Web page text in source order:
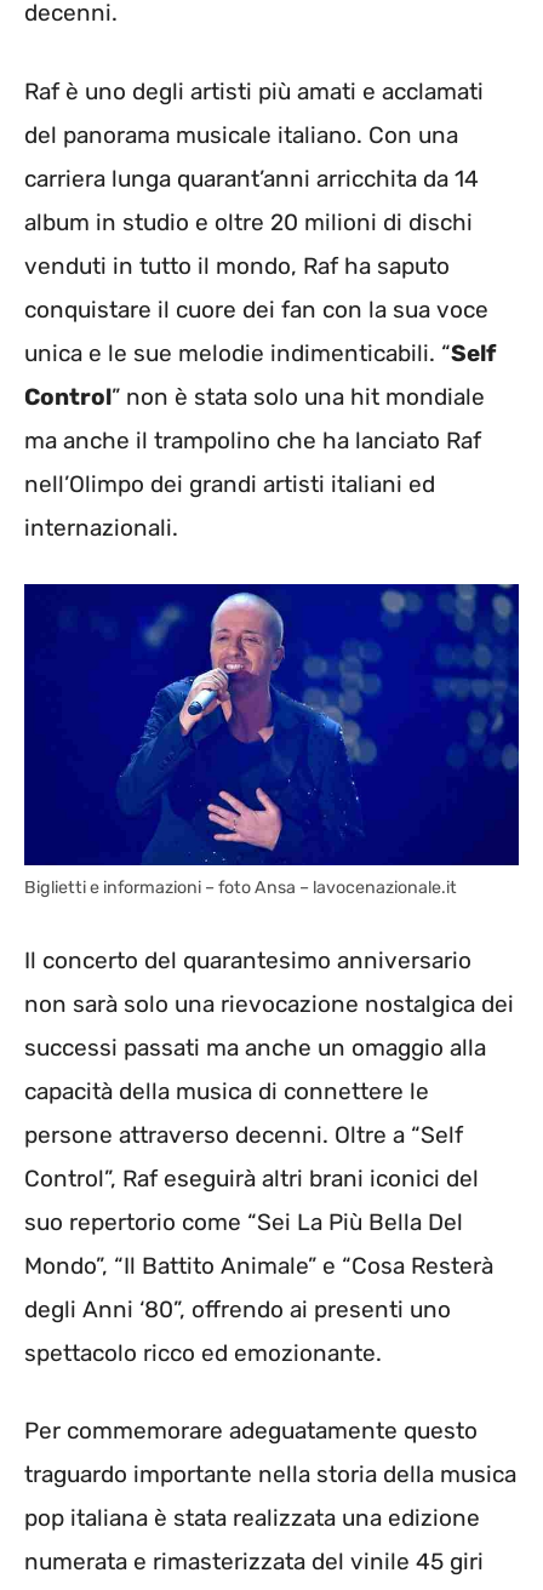
decenni.
Raf è uno degli artisti più amati e acclamati
del panorama musicale italiano. Con una
carriera lunga quarant’anni arricchita da 14
album in studio e oltre 20 milioni di dischi
venduti in tutto il mondo, Raf ha saputo
conquistare il cuore dei fan con la sua voce
unica e le sue melodie indimenticabili. “Self
Control” non è stata solo una hit mondiale
ma anche il trampolino che ha lanciato Raf
nell’Olimpo dei grandi artisti italiani ed
internazionali.
Biglietti e informazioni – foto Ansa – lavocenazionale.it
Il concerto del quarantesimo anniversario
non sarà solo una rievocazione nostalgica dei
successi passati ma anche un omaggio alla
capacità della musica di connettere le
persone attraverso decenni. Oltre a “Self
Control”, Raf eseguirà altri brani iconici del
suo repertorio come “Sei La Più Bella Del
Mondo”, “Il Battito Animale” e “Cosa Resterà
degli Anni ‘80”, offrendo ai presenti uno
spettacolo ricco ed emozionante.
Per commemorare adeguatamente questo
traguardo importante nella storia della musica
pop italiana è stata realizzata una edizione
numerata e rimasterizzata del vinile 45 giri